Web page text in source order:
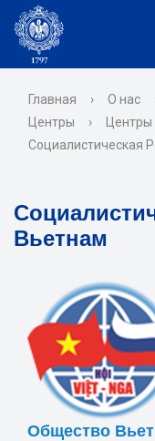
Главная › О нас
Центры
›
Социалистическая
Вьетнам
Общество